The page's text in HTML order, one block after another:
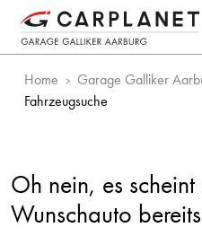
Home Garage Galliker
Fahrzeugsuche
Oh nein, es
Wunschauto